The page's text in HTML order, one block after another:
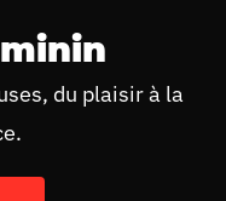
du plaisir à la